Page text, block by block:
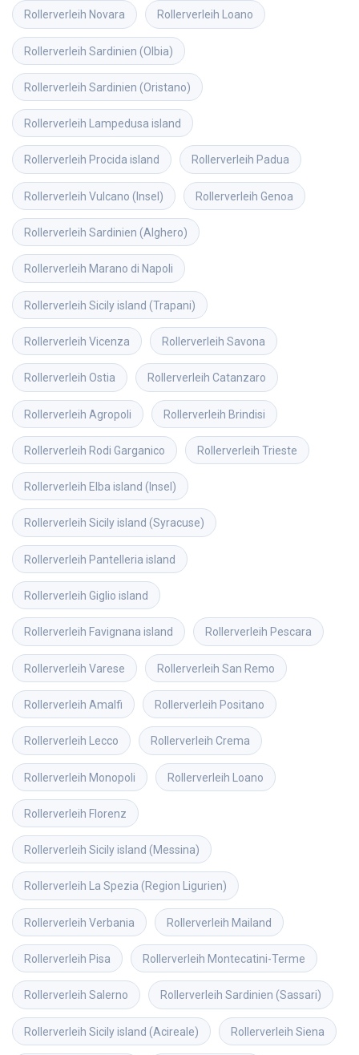
Rollerverleih Novara Rollerverleih Loano
Rollerverleih Sardinien (Olbia)
Rollerverleih Sardinien (Oristano)
Rollerverleih Lampedusa island
Rollerverleih Procida island Rollerverleih Padua
Rollerverleih Vulcano (Insel) Rollerverleih Genoa
Rollerverleih Sardinien (Alghero)
Rollerverleih Marano di Napoli
Rollerverleih Sicily island (Trapani)
Rollerverleih Vicenza Rollerverleih Savona
Rollerverleih Ostia Rollerverleih Catanzaro
Rollerverleih Agropoli Rollerverleih Brindisi
Rollerverleih Rodi Garganico Rollerverleih Trieste
Rollerverleih Elba island (Insel)
Rollerverleih Sicily island (Syracuse)
Rollerverleih Pantelleria island
Rollerverleih Giglio island
Rollerverleih Favignana island Rollerverleih Pescara
Rollerverleih Varese Rollerverleih San Remo
Rollerverleih Amalfi Rollerverleih Positano
Rollerverleih Lecco Rollerverleih Crema
Rollerverleih Monopoli Rollerverleih Loano
Rollerverleih Florenz
Rollerverleih Sicily island (Messina)
Rollerverleih La Spezia (Region Ligurien)
Rollerverleih Verbania Rollerverleih Mailand
Rollerverleih Pisa Rollerverleih Montecatini-Terme
Rollerverleih Salerno Rollerverleih Sardinien (Sassari)
Rollerverleih Sicily island (Acireale) Rollerverleih Siena